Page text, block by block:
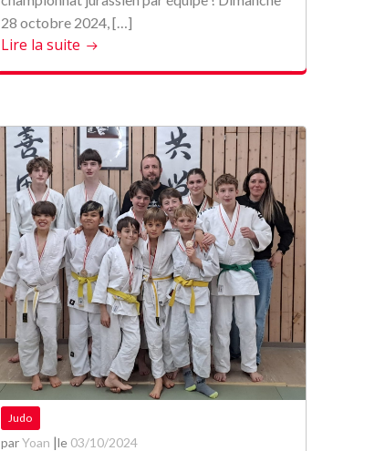
28 octobre 2024, […]
Lire la suite
Judo
parYoan |le 03/10/2024